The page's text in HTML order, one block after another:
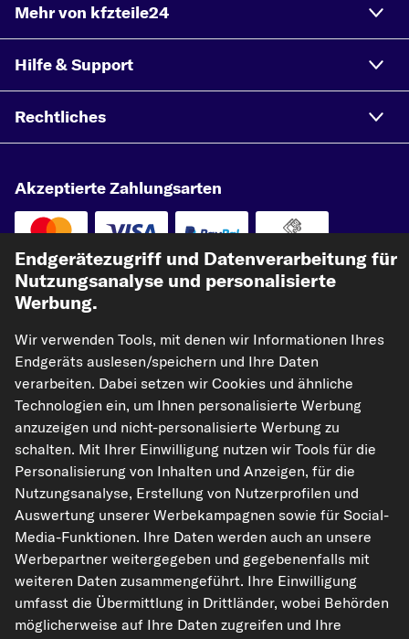
Mehr von kfzteile24
Hilfe & Support
Rechtliches
Akzeptierte Zahlungsarten
Unsere Versandpartner
kfzteile24.de carpardoo.nl
carpardoo.fr
carpardoo.dk
Die hier dargestellten Daten, insbesondere die gesamte Datenbank, dürfen
nicht vervielfältigt werden. Die Vervielfältigung und Verbreitung der Daten und
der Datenbank ohne vorherige Einwilligung von TecAlliance und/oder die
Einbeziehung Dritter in solche Aktivitäten ist streng verboten. Jegliche
Endgerätezugriff und Datenverarbeitung für
Nutzungsanalyse und personalisierte
Werbung.
Wir verwenden Tools, mit denen wir Informationen Ihres
Endgeräts auslesen/speichern und Ihre Daten
verarbeiten. Dabei setzen wir Cookies und ähnliche
Technologien ein, um Ihnen personalisierte Werbung
anzuzeigen und nicht-personalisierte Werbung zu
schalten. Mit Ihrer Einwilligung nutzen wir Tools für die
Personalisierung von Inhalten und Anzeigen, für die
Nutzungsanalyse, Erstellung von Nutzerprofilen und
Auswertung unserer Werbekampagnen sowie für Social-
Media-Funktionen. Ihre Daten werden auch an unsere
Werbepartner weitergegeben und gegebenenfalls mit
weiteren Daten zusammengeführt. Ihre Einwilligung
umfasst die Übermittlung in Drittländer, wobei Behörden
möglicherweise auf Ihre Daten zugreifen und Ihre